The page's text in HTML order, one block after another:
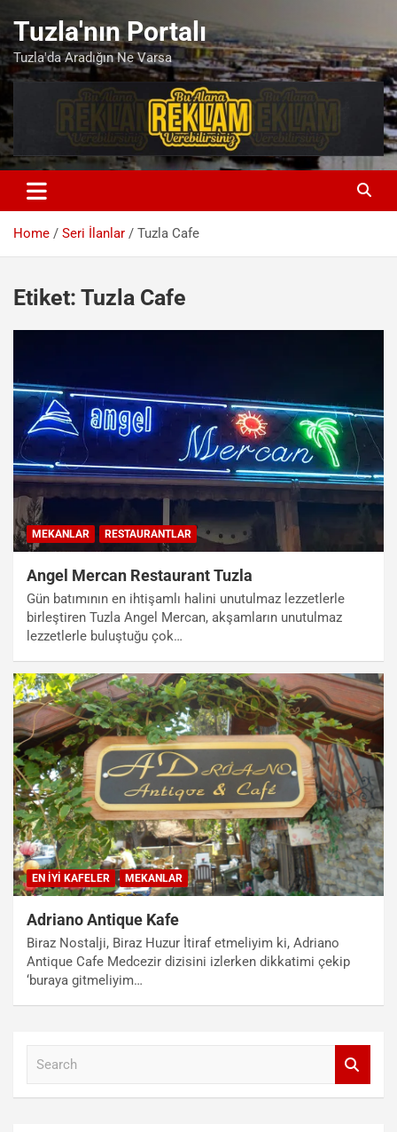
content
Tuzla'nın Portalı
Tuzla'da Aradığın Ne Varsa
Home Seri İlanlar Tuzla Cafe
Etiket: Tuzla Cafe
MEKANLAR RESTAURANTLAR
Angel Mercan Restaurant Tuzla
Gün batımının en ihtişamlı halini unutulmaz lezzetlerle
birleştiren Tuzla Angel Mercan, akşamların unutulmaz
lezzetlerle buluştuğu çok…
EN İYI KAFELER MEKANLAR
Adriano Antique Kafe
Biraz Nostalji, Biraz Huzur İtiraf etmeliyim ki, Adriano
Antique Cafe Medcezir dizisini izlerken dikkatimi çekip
‘buraya gitmeliyim…